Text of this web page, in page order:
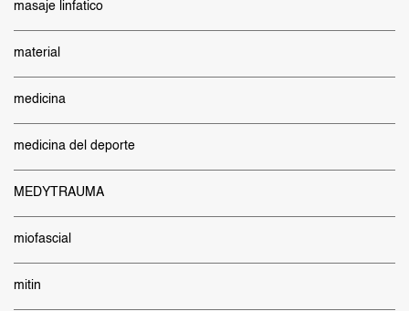
masaje linfatico
material
medicina
medicina del deporte
MEDYTRAUMA
miofascial
mitin